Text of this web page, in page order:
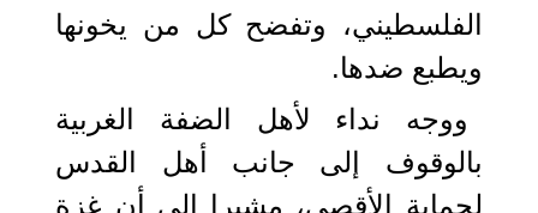
الفلسطيني، وتفضح كل من يخونها
ويطبع ضدها.
ووجه نداء لأهل الضفة الغربية
بالوقوف إلى جانب أهل القدس
لحماية الأقصى، مشيرا إلى أن غزة